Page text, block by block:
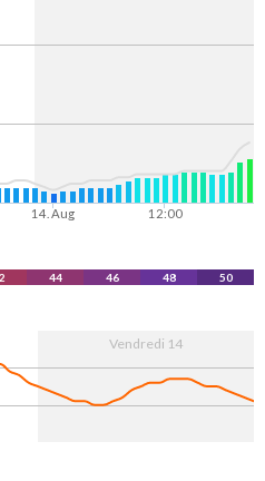
14. Aug 12:00
44 46 48 50
Vendredi 14